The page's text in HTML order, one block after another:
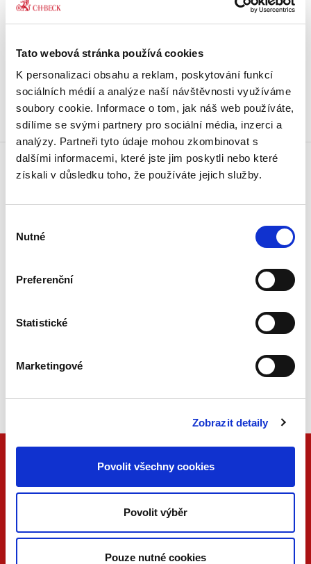
Tato webová stránka používá cookies
K personalizaci obsahu a reklam, poskytování funkcí
sociálních médií a analýze naší návštěvnosti využíváme
soubory cookie. Informace o tom, jak náš web používáte,
sdílíme se svými partnery pro sociální média, inzerci a
analýzy. Partneři tyto údaje mohou zkombinovat s
dalšími informacemi, které jste jim poskytli nebo které
získali v důsledku toho, že používáte jejich služby.
souhlasu
Nutné
Preferenční
Statistické
Marketingové
Zobrazit detaily
Povolit všechny cookies
Povolit výběr
Pouze nutné cookies
Předkládaná publikace je vydávána u
příležitosti 65. narozenin profesora Pavla
předního českého odborníka v oboru trestního
Doprava zdarma
při nákupu nad 1500 Kč.